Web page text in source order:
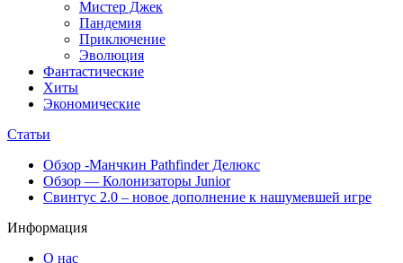
Мистер Джек
Пандемия
Приключение
Эволюция
Фантастические
Хиты
Экономические
Статьи
Обзор -Манчкин Pathfinder Делюкс
Обзор — Колонизаторы Junior
Свинтус 2.0 – новое дополнение к нашумевшей игре
Информация
О нас